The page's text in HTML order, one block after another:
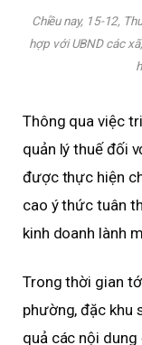
Chiều nay, 15-12,
hợp với UBND các
Thông qua việc
quản lý thuế đối
được thực hiện
cao ý thức tuân
kinh doanh lành
Trong thời gian
phường, đặc khu
quả các nội dung